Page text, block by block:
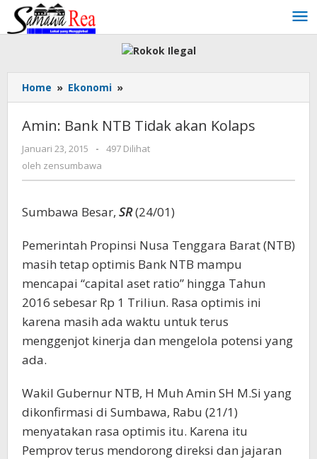
Lewati
konten
Home » Ekonomi »
Bank
Tidak
akan
Amin: Bank NTB Tidak akan Kolaps
Januari 23, 2015
oleh
zensumbawa
-
497 Dilihat
oleh zensumbawa
Sumbawa Besar, SR(24/01)
Pemerintah Propinsi Nusa Tenggara Barat (NTB)
masih tetap optimis Bank NTB mampu
mencapai “capital aset ratio” hingga Tahun
2016 sebesar Rp 1 Triliun. Rasa optimis ini
karena masih ada waktu untuk terus
menggenjot kinerja dan mengelola potensi yang
ada.
Wakil Gubernur NTB, H Muh Amin SH M.Si yang
dikonfirmasi di Sumbawa, Rabu (21/1)
menyatakan rasa optimis itu. Karena itu
Pemprov terus mendorong direksi dan jajaran